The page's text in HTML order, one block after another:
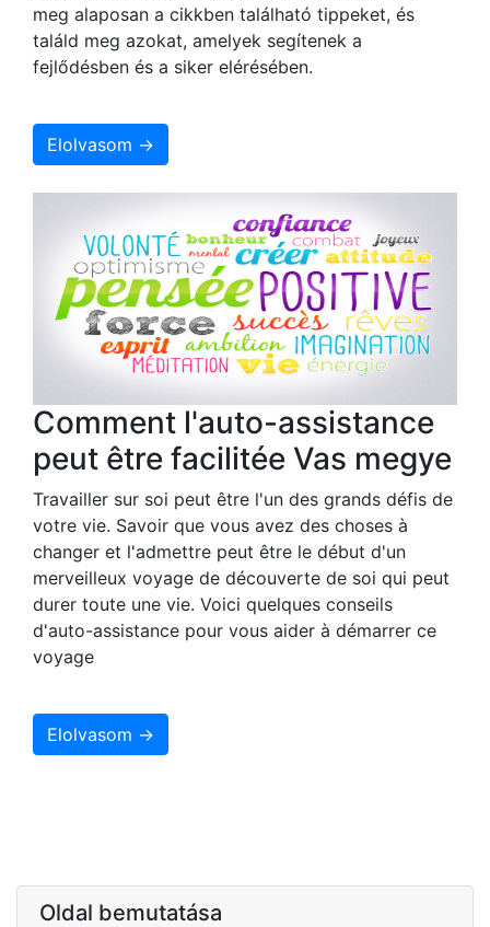
meg alaposan a cikkben található tippeket, és
találd meg azokat, amelyek segítenek a
fejlődésben és a siker elérésében.
Elolvasom →
Comment l'auto-assistance
peut être facilitée Vas megye
Travailler sur soi peut être l'un des grands défis de
votre vie. Savoir que vous avez des choses à
changer et l'admettre peut être le début d'un
merveilleux voyage de découverte de soi qui peut
durer toute une vie. Voici quelques conseils
d'auto-assistance pour vous aider à démarrer ce
voyage
Elolvasom →
Oldal bemutatása